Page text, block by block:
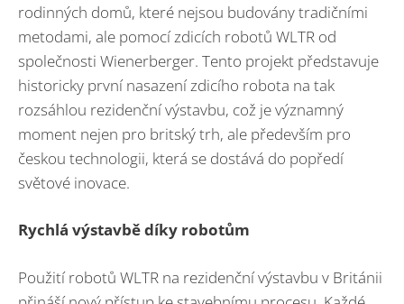
rodinných domů, které nejsou budovány tradičními
metodami, ale pomocí zdicích robotů WLTR od
společnosti Wienerberger. Tento projekt představuje
historicky první nasazení zdicího robota na tak
rozsáhlou rezidenční výstavbu, což je významný
moment nejen pro britský trh, ale především pro
českou technologii, která se dostává do popředí
světové inovace.
Rychlá výstavbě díky robotům
Použití robotů WLTR na rezidenční výstavbu v Británii